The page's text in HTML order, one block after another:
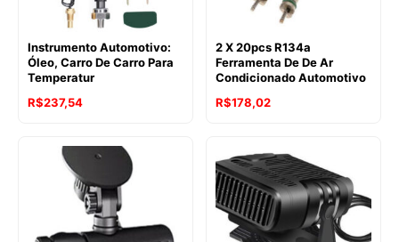
Instrumento Automotivo:
Óleo, Carro De Carro Para
Temperatur
R$237,54
2 X 20pcs R134a
Ferramenta De De Ar
Condicionado Automotivo
R$178,02